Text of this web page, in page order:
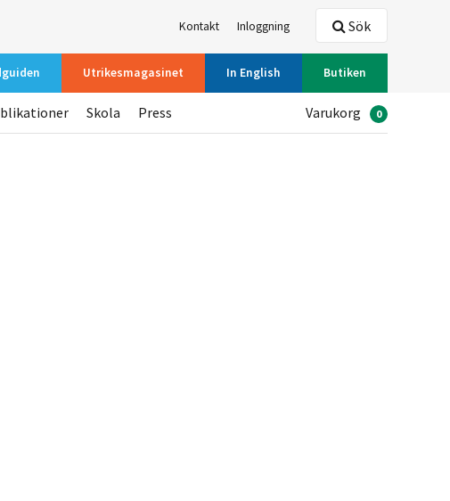
Kontakt Inloggning
Utrikesmagasinet In English Butiken
Sök
Skola Press Varukorg 0